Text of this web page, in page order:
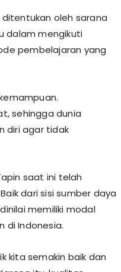
oleh sarana
dalam mengikuti
pembelajaran yang
sehingga dunia
diri agar tidak
saat ini telah
dari sisi sumber daya
memiliki modal
di Indonesia.
kita semakin baik dan